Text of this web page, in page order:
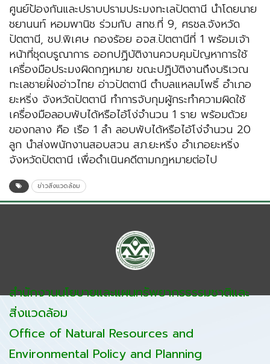
ศูนย์ป้องกันและปราบปรามประมงทะเลปัตตานี นำโดยนาย
ชยานนท์ หอมพานิช ร่วมกับ สทช.ที่ 9, ศรชล.จังหวัด
ปัตตานี, ชป.พิเศษ กองร้อย อจส.ปัตตานีที่ 1 พร้อมเจ้า
หน้าที่ชุดบรูณาการ ออกปฏิบัติงานควบคุมปัญหาการใช้
เครื่องมือประมงผิดกฎหมาย ขณะปฏิบัติงานถึงบริเวณ
ทะเลชายฝั่งอ่าวไทย อ่าวปัตตานี ตำบลแหลมโพธิ์ อำเภอ
ยะหริ่ง จังหวัดปัตตานี ทำการจับกุมผู้กระทำความผิดใช้
เครื่องมือลอบพับได้หรือไอ้โง่จำนวน 1 ราย พร้อมด้วย
ของกลาง คือ เรือ 1 ลำ ลอบพับได้หรือไอ้โง่จำนวน 20
ลูก นำส่งพนักงานสอบสวน สภ.ยะหริ่ง อำเภอยะหริ่ง
จังหวัดปัตตานี เพื่อดำเนินคดีตามกฎหมายต่อไป
ข่าวสิ่งแวดล้อม
สำนักงานนโยบายและแผนทรัพยากรธรรมชาติและ
สิ่งแวดล้อม
Office of Natural Resources and
Environmental Policy and Planning